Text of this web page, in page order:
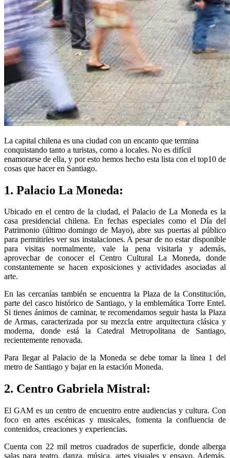
La capital chilena es una ciudad con un encanto que termina
conquistando tanto a turistas, como a locales. No es difícil
enamorarse de ella, y por esto hemos hecho esta lista con el top10 de
cosas que hacer en Santiago.
1. Palacio La Moneda:
Ubicado en el centro de la ciudad, el Palacio de La Moneda es la
casa presidencial chilena. En fechas especiales como el Día del
Patrimonio (último domingo de Mayo), abre sus puertas al público
para permitirles ver sus instalaciones. A pesar de no estar disponible
para visitas normalmente, vale la pena visitarla y además,
aprovechar de conocer el Centro Cultural La Moneda, donde
constantemente se hacen exposiciones y actividades asociadas al
arte.
En las cercanías también se encuentra la Plaza de la Constitución,
parte del casco histórico de Santiago, y la emblemática Torre Entel.
Si tienes ánimos de caminar, te recomendamos seguir hasta la Plaza
de Armas, caracterizada por su mezcla entre arquitectura clásica y
moderna, donde está la Catedral Metropolitana de Santiago,
recientemente renovada.
Para llegar al Palacio de la Moneda se debe tomar la línea 1 del
metro de Santiago y bajar en la estación Moneda.
2. Centro Gabriela Mistral:
El GAM es un centro de encuentro entre audiencias y cultura. Con
foco en artes escénicas y musicales, fomenta la confluencia de
contenidos, creaciones y experiencias.
Cuenta con 22 mil metros cuadrados de superficie, donde alberga
salas para teatro, danza, música, artes visuales y ensayo. Además,